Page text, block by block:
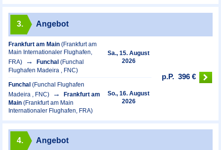
3. Angebot
Frankfurt am Main (Frankfurt am
Main Internationaler Flughafen,
FRA)
Funchal (Funchal
Flughafen Madeira , FNC)
Sa., 15. August
2026
Funchal (Funchal Flughafen
Madeira , FNC)
Frankfurt am
Main (Frankfurt am Main
Internationaler Flughafen, FRA)
So., 16. August
2026
p.P. 396 €
4. Angebot